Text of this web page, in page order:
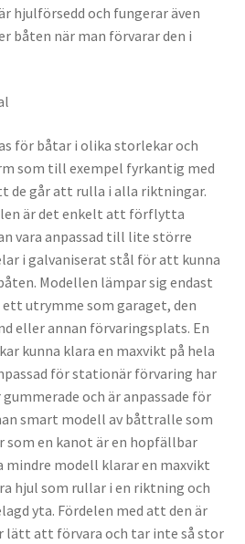
hjulförsedd och fungerar även
båten när man förvarar den i
för båtar i olika storlekar och
som till exempel fyrkantig med
de går att rulla i alla riktningar.
är det enkelt att förflytta
vara anpassad till lite större
i galvaniserat stål för att kunna
Modellen lämpar sig endast
utrymme som garaget, den
eller annan förvaringsplats. En
kunna klara en maxvikt på hela
för stationär förvaring har
och är anpassade för
smart modell av båttralle som
som en kanot är en hopfällbar
mindre modell klarar en maxvikt
hjul som rullar i en riktning och
yta. Fördelen med att den är
lätt att förvara och tar inte så stor